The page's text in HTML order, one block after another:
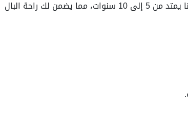
نقدم ضمانًا على جميع خدماتنا يمتد من 5 إلى 10 سنوات، مما يضمن لك راحة البال